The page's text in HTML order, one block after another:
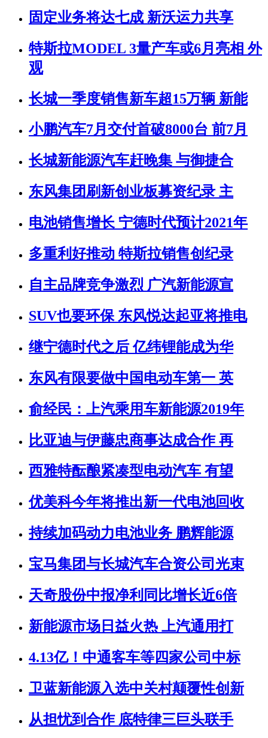
固定业务将达七成 新沃运力共享
特斯拉MODEL 3量产车或6月亮相 外
观
长城一季度销售新车超15万辆 新能
小鹏汽车7月交付首破8000台 前7月
长城新能源汽车赶晚集 与御捷合
东风集团刷新创业板募资纪录 主
电池销售增长 宁德时代预计2021年
多重利好推动 特斯拉销售创纪录
自主品牌竞争激烈 广汽新能源宣
SUV也要环保 东风悦达起亚将推电
继宁德时代之后 亿纬锂能成为华
东风有限要做中国电动车第一 英
俞经民：上汽乘用车新能源2019年
比亚迪与伊藤忠商事达成合作 再
西雅特酝酿紧凑型电动汽车 有望
优美科今年将推出新一代电池回收
持续加码动力电池业务 鹏辉能源
宝马集团与长城汽车合资公司光束
天奇股份中报净利同比增长近6倍
新能源市场日益火热 上汽通用打
4.13亿！中通客车等四家公司中标
卫蓝新能源入选中关村颠覆性创新
从担忧到合作 底特律三巨头联手